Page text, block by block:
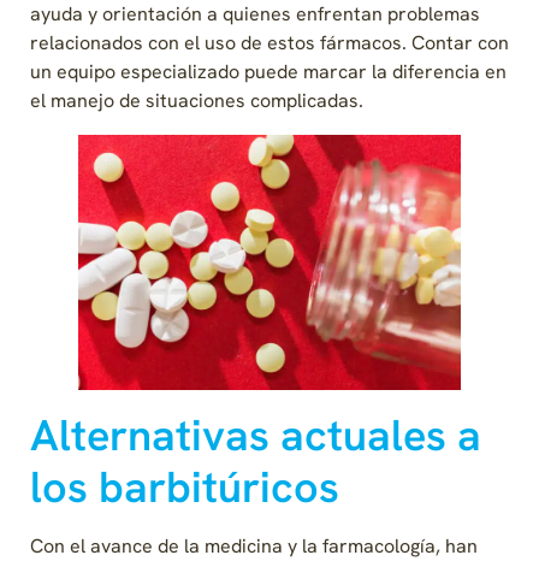
ayuda y orientación a quienes enfrentan problemas
relacionados con el uso de estos fármacos. Contar con
un equipo especializado puede marcar la diferencia en
el manejo de situaciones complicadas.
Alternativas actuales a
los barbitúricos
Con el avance de la medicina y la farmacología, han